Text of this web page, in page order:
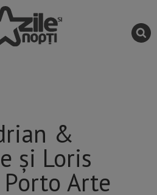
&
și Loris
Arte